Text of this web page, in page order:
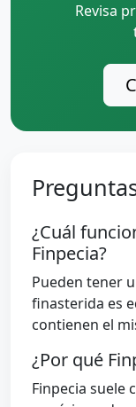
Revisa
¿Cuál
Finpecia?
Pueden tener
finasterida es
contienen el
¿Por qué
Finpecia suele